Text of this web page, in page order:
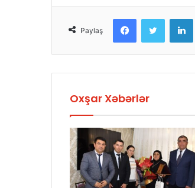
Paylaş
FacebookTwitter
Oxşar Xəbərlər